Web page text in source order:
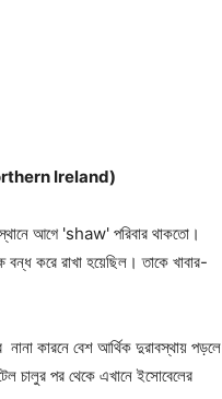
Northern Ireland)
আগে 'shaw' পরিবার থাকতো।
করে রাখা হয়েছিল। তাকে খাবার-
কারনে বেশ আর্থিক দুরাবস্থায় পড়লে
চালুর পর থেকে এখানে ইসোবেলের